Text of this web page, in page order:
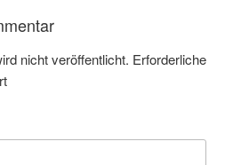
nicht veröffentlicht. Erforderliche